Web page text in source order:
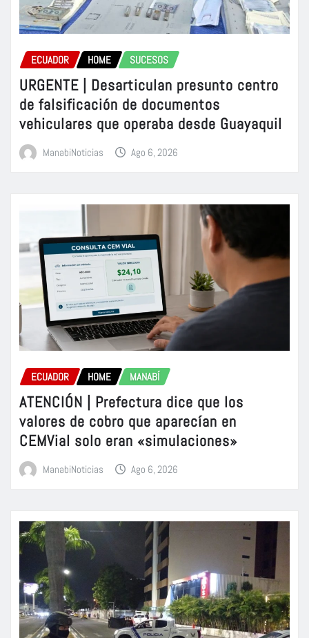
ECUADOR HOME SUCESOS
URGENTE | Desarticulan presunto centro
de falsificación de documentos
vehiculares que operaba desde Guayaquil
ManabiNoticias Ago 6, 2026
ECUADOR HOME MANABÍ
ATENCIÓN | Prefectura dice que los
valores de cobro que aparecían en
CEMVial solo eran «simulaciones»
ManabiNoticias Ago 6, 2026